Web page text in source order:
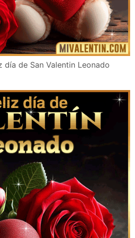
día de San Valentin Leonado